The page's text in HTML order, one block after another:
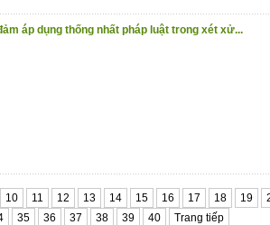
áp dụng thống nhất pháp luật trong xét xử...
10 11 12 13 14 15 16 17 18 19
35 36 37 38 39 40 Trang tiếp